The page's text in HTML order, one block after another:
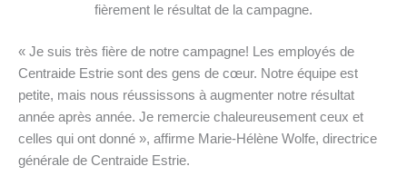
fièrement le résultat de la campagne.
« Je suis très fière de notre campagne! Les employés de
Centraide Estrie sont des gens de cœur. Notre équipe est
petite, mais nous réussissons à augmenter notre résultat
année après année. Je remercie chaleureusement ceux et
celles qui ont donné », affirme Marie-Hélène Wolfe, directrice
générale de Centraide Estrie.